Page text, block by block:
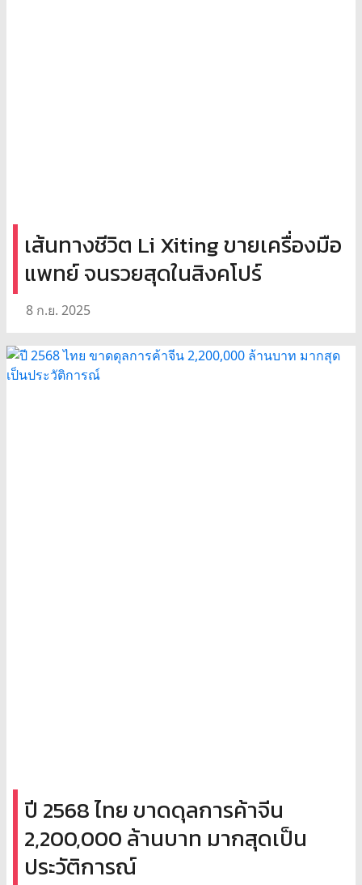
เส้นทางชีวิต Li Xiting ขายเครื่องมือ
แพทย์ จนรวยสุดในสิงคโปร์
8 ก.ย. 2025
ปี 2568 ไทย ขาดดุลการค้าจีน
2,200,000 ล้านบาท มากสุดเป็น
ประวัติการณ์